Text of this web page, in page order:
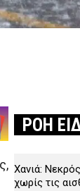
ΡΟΗ
Χανιά:
χωρίς τις